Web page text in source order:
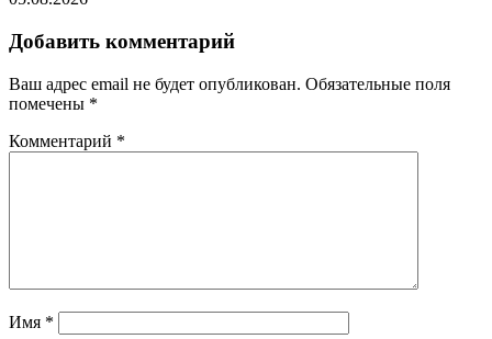
Добавить комментарий
Ваш адрес email не будет опубликован. Обязательные поля
помечены *
Комментарий *
Имя *